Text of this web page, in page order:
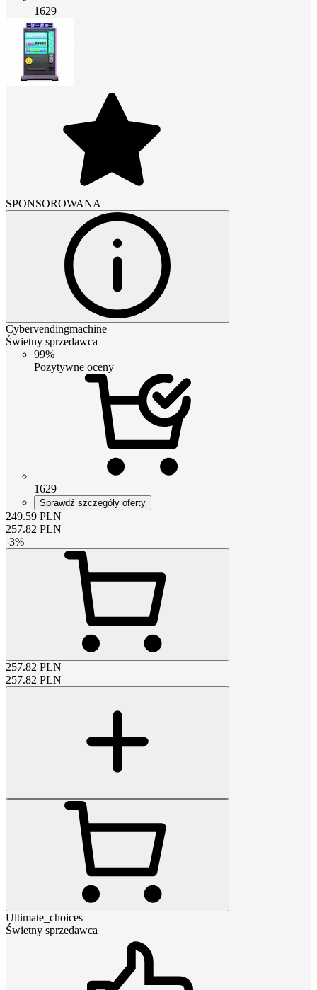
1629
SPONSOROWANA
Cybervendingmachine
Świetny sprzedawca
99%
Pozytywne oceny
1629
Sprawdź szczegóły oferty
249.59 PLN
257.82 PLN
-3%
257.82 PLN
257.82 PLN
Ultimate_choices
Świetny sprzedawca